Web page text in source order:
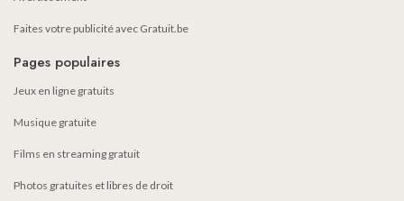
Faites votre publicité avec Gratuit.be
Pages populaires
Jeux en ligne gratuits
Musique gratuite
Films en streaming gratuit
Photos gratuites et libres de droit